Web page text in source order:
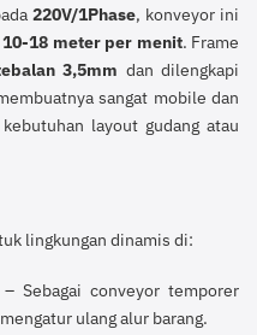
220V/1Phase, konveyor ini
10-18 meter per menit. Frame
3,5mm dan dilengkapi
sangat mobile dan
layout gudang atau
lingkungan dinamis di:
Sebagai conveyor temporer
ulang alur barang.